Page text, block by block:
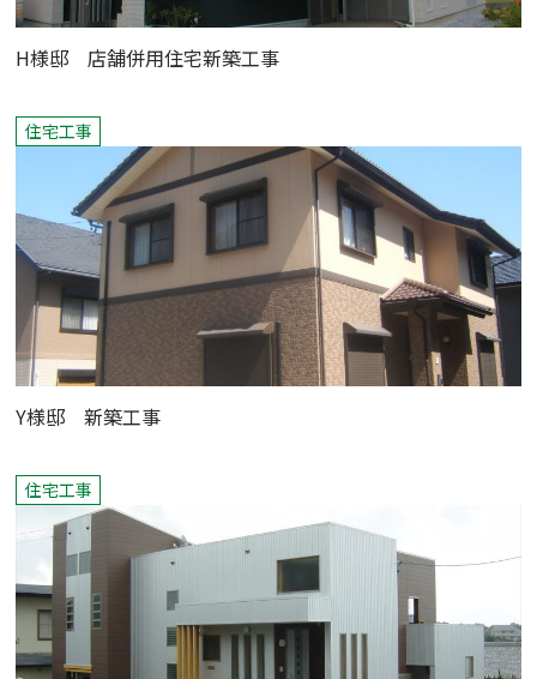
H様邸 店舗併用住宅新築工事
住宅工事
Y様邸 新築工事
住宅工事